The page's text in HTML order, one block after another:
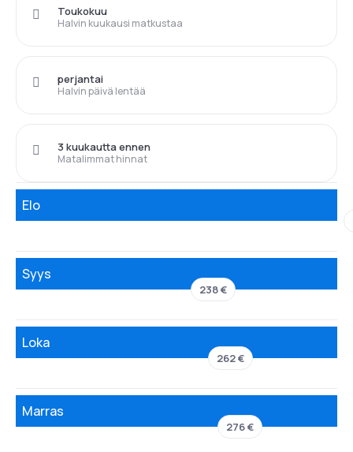
Halvin kuukausi matkustaa
Toukokuu
Halvin päivä lentää
perjantai
Matalimmat hinnat
3 kuukautta ennen
Elo
Syys
238 €
Loka
262 €
Marras
276 €